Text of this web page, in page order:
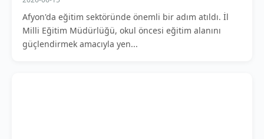
Afyon'da eğitim sektöründe önemli bir adım atıldı. İl
Milli Eğitim Müdürlüğü, okul öncesi eğitim alanını
güçlendirmek amacıyla yen...